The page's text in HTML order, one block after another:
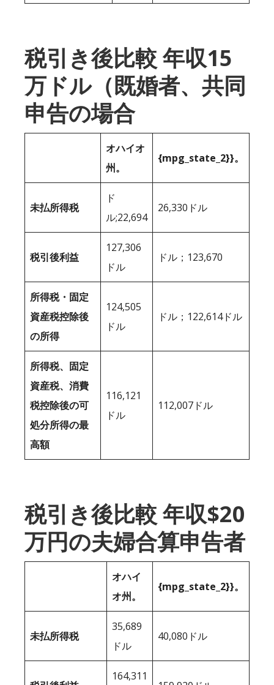
税引き後比較 年収15
万ドル（既婚者、共同
申告の場合
オハイオ
州。
{mpg_state_2}}。
未払所得税
ド
ル;22,694
26,330ドル
税引後利益
127,306
ドル
ドル；123,670
所得税・固定
資産税控除後
の所得
124,505
ドル
ドル；122,614ドル
所得税、固定
資産税、消費
税控除後の可
処分所得の最
高額
116,121
ドル
112,007ドル
税引き後比較 年収$20
万円の夫婦合算申告者
オハイ
オ州。
{mpg_state_2}}。
未払所得税
35,689
ドル
40,080ドル
164,311